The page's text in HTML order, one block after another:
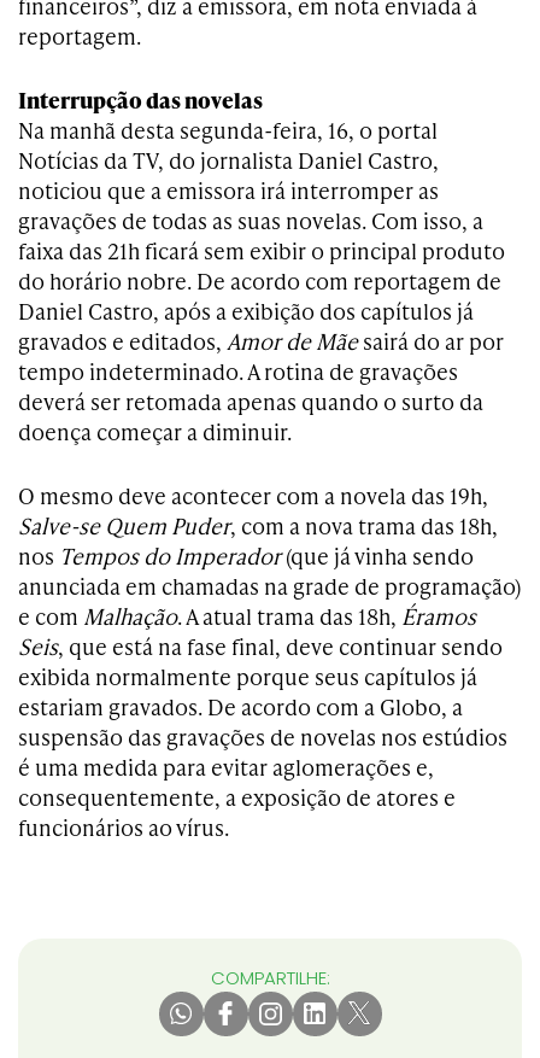
reportagem.
Interrupção das novelas
Na manhã desta segunda-feira, 16, o portal
Notícias da TV, do jornalista Daniel Castro,
noticiou que a emissora irá interromper as
gravações de todas as suas novelas. Com isso, a
faixa das 21h ficará sem exibir o principal produto
do horário nobre. De acordo com reportagem de
Daniel Castro, após a exibição dos capítulos já
gravados e editados, Amor de Mãesairá do ar por
tempo indeterminado. A rotina de gravações
deverá ser retomada apenas quando o surto da
doença começar a diminuir.
O mesmo deve acontecer com a novela das 19h,
Salve-se Quem Puder, com a nova trama das 18h,
nos Tempos do Imperador(que já vinha sendo
anunciada em chamadas na grade de programação)
e com Malhação. A atual trama das 18h, Éramos
Seis, que está na fase final, deve continuar sendo
exibida normalmente porque seus capítulos já
estariam gravados. De acordo com a Globo, a
suspensão das gravações de novelas nos estúdios
é uma medida para evitar aglomerações e,
consequentemente, a exposição de atores e
funcionários ao vírus.
COMPARTILHE: